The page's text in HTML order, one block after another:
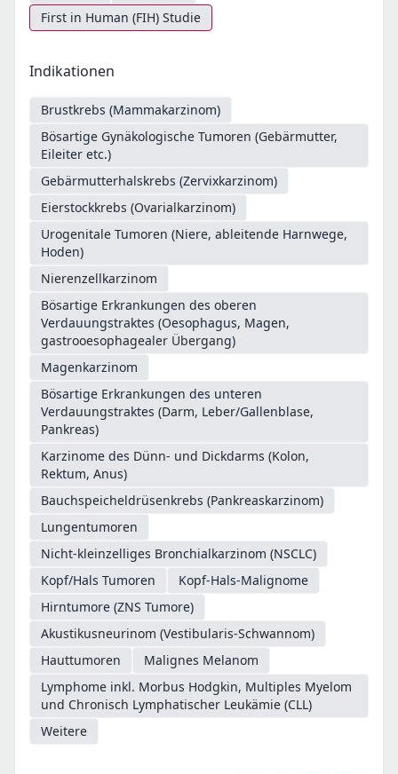
First in Human (FIH) Studie
Indikationen
Brustkrebs (Mammakarzinom)
Bösartige Gynäkologische Tumoren (Gebärmutter,
Eileiter etc.)
Gebärmutterhalskrebs (Zervixkarzinom)
Eierstockkrebs (Ovarialkarzinom)
Urogenitale Tumoren (Niere, ableitende Harnwege,
Hoden)
Nierenzellkarzinom
Bösartige Erkrankungen des oberen
Verdauungstraktes (Oesophagus, Magen,
gastrooesophagealer Übergang)
Magenkarzinom
Bösartige Erkrankungen des unteren
Verdauungstraktes (Darm, Leber/Gallenblase,
Pankreas)
Karzinome des Dünn- und Dickdarms (Kolon,
Rektum, Anus)
Bauchspeicheldrüsenkrebs (Pankreaskarzinom)
Lungentumoren
Nicht-kleinzelliges Bronchialkarzinom (NSCLC)
Kopf/Hals Tumoren
Kopf-Hals-Malignome
Hirntumore (ZNS Tumore)
Akustikusneurinom (Vestibularis-Schwannom)
Hauttumoren
Malignes Melanom
Lymphome inkl. Morbus Hodgkin, Multiples Myelom
und Chronisch Lymphatischer Leukämie (CLL)
Weitere